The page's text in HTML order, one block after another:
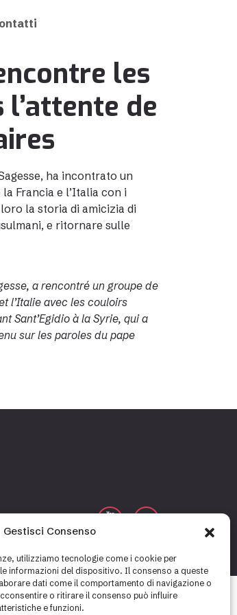
Gestisci Consenso
utilizziamo tecnologie come i cookie per
informazioni del dispositivo. Il consenso a queste
dati come il comportamento di navigazione o
o ritirare il consenso può influire
e funzioni.
les
de
ha incontrato un
Francia e l’Italia con i
la storia di amicizia di
e ritornare sulle
a rencontré un groupe de
l’Italie avec les couloirs
Sant’Egidio à la Syrie, qui a
sur les paroles du pape
Cookie policy
Privacy policy